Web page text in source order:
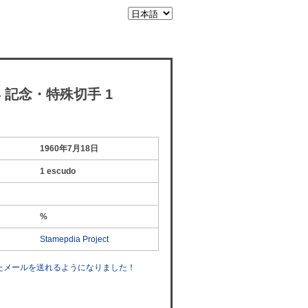
念・特殊切手 1
1960年7月18日
1 escudo
%
Stamepdia Project
ールを送れるようになりました！